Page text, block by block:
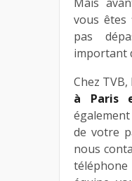
vous êtes
pas
important
Chez TVB,
à Paris
de votre
nous